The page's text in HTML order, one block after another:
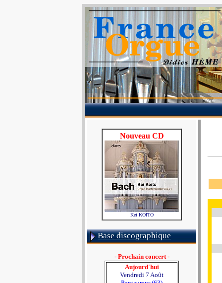
Nouveau CD
Kei KOÏTO
Base discographique
- Prochain concert -
Aujourd'hui
Vendredi 7 Août